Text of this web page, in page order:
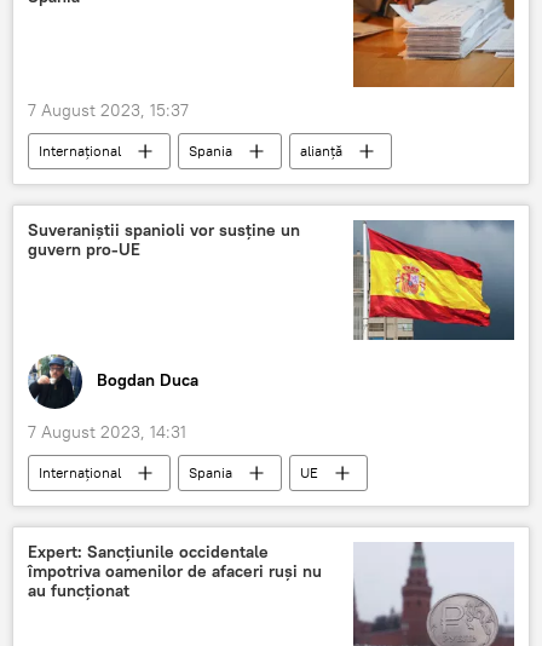
7 August 2023, 15:37
Internațional Spania alianță
Suveraniștii spanioli vor susține un
guvern pro-UE
Bogdan Duca
7 August 2023, 14:31
Internațional Spania
UE
Guvern
Expert: Sancțiunile occidentale
împotriva oamenilor de afaceri ruși nu
au funcționat